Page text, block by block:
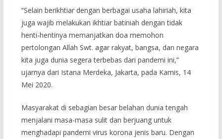
“Selain berikhtiar dengan berbagai usaha lahiriah, kita
juga wajib melakukan ikhtiar batiniah dengan tidak
henti-hentinya memanjatkan doa memohon
pertolongan Allah Swt. agar rakyat, bangsa, dan negara
kita juga dunia segera terbebas dari pandemi ini,”
ujarnya dari Istana Merdeka, Jakarta, pada Kamis, 14
Mei 2020.
Masyarakat di sebagian besar belahan dunia tengah
menjalani masa-masa sulit dan berjuang untuk
menghadapi pandemi virus korona jenis baru. Dengan